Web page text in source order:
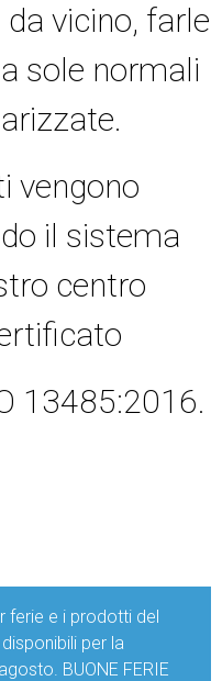
vicino, farle
sole normali
vengono
il sistema
centro
13485:2016.
ferie e i prodotti del
per la
BUONE FERIE